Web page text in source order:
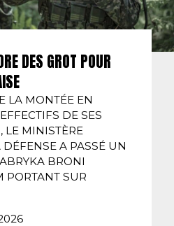
DES GROT POUR
LA MONTÉE EN
DE SES
LE MINISTÈRE
A PASSÉ UN
BRONI
PORTANT SUR